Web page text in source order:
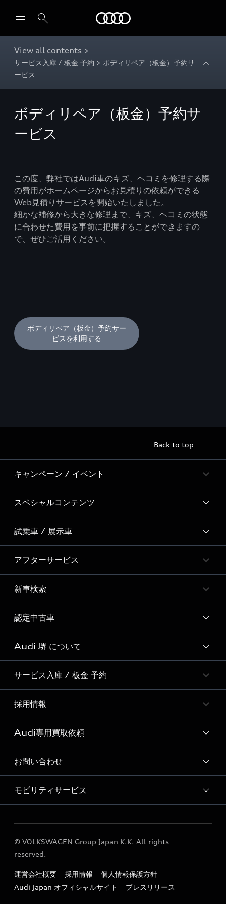
View all contents >
サービス入庫 / 板金 予約 > ボディリペア（板金）予約サ
ービス
ボディリペア（板金）予約サ
ービス
この度、弊社ではAudi車のキズ、ヘコミを修理する際
の費用がホームページからお見積りの依頼ができる
Web見積りサービスを開始いたしました。
細かな補修から大きな修理まで、キズ、ヘコミの状態
に合わせた費用を事前に把握することができますの
で、ぜひご活用ください。
ボディリペア（板金）予約サー
ビスを利用する
Back to top
キャンペーン / イベント
全国統一イベント
ディーラー独自イベント
スペシャルコンテンツ
スペシャルコンテンツ一覧
Event Report
Audi 自動車保険プレミアム
SNS
Welcome to Audi Life
試乗車 / 展示車
試乗予約
試乗車・展示車一覧
Audi GO（レンタカーサービス）
Audi Virtual Showroom
アフターサービス
サービスクオリティ
オリジナルサービスメニュー
Audi Cam
新車検索
新車検索
認定中古車
全国販売台数 No.1の実績
Audi認定中古車検索
Audi 堺 について
Audi 堺 店舗情報
Audi 堺 運営会社概要
Audi 堺 お客様の声
ショールーム紹介動画
サービス入庫 / 板金 予約
Audi 堺 サービス入庫予約
ボディリペア（板金）予約サービス
採用情報
採用ページ
Audi専用買取依頼
Audi専用買取依頼フォーム
お問い合わせ
各種お問い合わせ
モビリティサービス
Audi GO（レンタカーサービス）
© VOLKSWAGEN Group Japan K.K. All rights
reserved.
運営会社概要 採用情報
個人情報保護方針
Audi Japan オフィシャルサイト
プレスリリース